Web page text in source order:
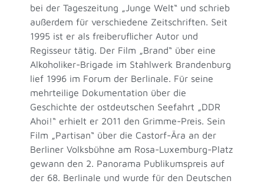
bei der Tageszeitung „Junge Welt“ und schrieb
außerdem für verschiedene Zeitschriften. Seit
1995 ist er als freiberuflicher Autor und
Regisseur tätig. Der Film „Brand“ über eine
Alkoholiker-Brigade im Stahlwerk Brandenburg
lief 1996 im Forum der Berlinale. Für seine
mehrteilige Dokumentation über die
Geschichte der ostdeutschen Seefahrt „DDR
Ahoi!“ erhielt er 2011 den Grimme-Preis. Sein
Film „Partisan“ über die Castorf-Ära an der
Berliner Volksbühne am Rosa-Luxemburg-Platz
gewann den 2. Panorama Publikumspreis auf
der 68. Berlinale und wurde für den Deutschen